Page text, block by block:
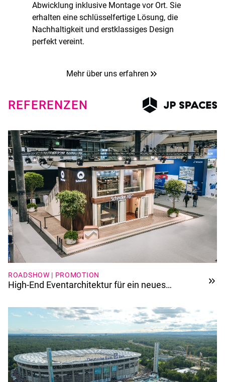
Abwicklung inklusive Montage vor Ort. Sie
erhalten eine schlüsselfertige Lösung, die
Nachhaltigkeit und erstklassiges Design
perfekt vereint.
Mehr über uns erfahren
REFERENZEN
ROADSHOW | PROMOTION
High-End Eventarchitektur für ein neues